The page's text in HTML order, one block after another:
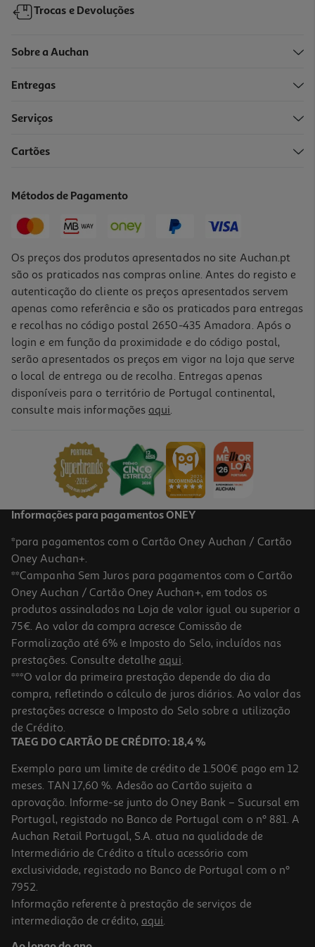
Vinho Tinto Vallegre Reserva Douro 0.75l
14,09 €
5.0
Vinho Tinto Omnia Douro 0.75 L
11.93 €/Lt
8,95 €
Vinho Tinto Duorum Reserva Douro 0.75l
Trocas e Devoluções
Sobre a Auchan
Entregas
Serviços
Cartões
Métodos de Pagamento
Os preços dos produtos apresentados no site Auchan.pt
são os praticados nas compras online. Antes do registo e
autenticação do cliente os preços apresentados servem
apenas como referência e são os praticados para entregas
e recolhas no código postal 2650-435 Amadora. Após o
login e em função da proximidade e do código postal,
serão apresentados os preços em vigor na loja que serve
o local de entrega ou de recolha. Entregas apenas
disponíveis para o território de Portugal continental,
consulte mais informações aqui.
Informações para pagamentos ONEY
*para pagamentos com o Cartão Oney Auchan / Cartão
Oney Auchan+.
**Campanha Sem Juros para pagamentos com o Cartão
Oney Auchan / Cartão Oney Auchan+, em todos os
produtos assinalados na Loja de valor igual ou superior a
75€. Ao valor da compra acresce Comissão de
Formalização até 6% e Imposto do Selo, incluídos nas
prestações. Consulte detalhe aqui.
***O valor da primeira prestação depende do dia da
compra, refletindo o cálculo de juros diários. Ao valor das
prestações acresce o Imposto do Selo sobre a utilização
de Crédito.
TAEG DO CARTÃO DE CRÉDITO: 18,4 %
Exemplo para um limite de crédito de 1.500€ pago em 12
meses. TAN 17,60 %. Adesão ao Cartão sujeita a
aprovação. Informe-se junto do Oney Bank – Sucursal em
Portugal, registado no Banco de Portugal com o nº 881. A
Auchan Retail Portugal, S.A. atua na qualidade de
Intermediário de Crédito a título acessório com
exclusividade, registado no Banco de Portugal com o nº
7952.
Informação referente à prestação de serviços de
intermediação de crédito, aqui.